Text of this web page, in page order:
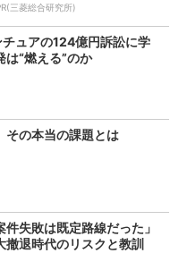
三菱総合研究所)
ュアの124億円訴訟に学
は“燃える”のか
その本当の課題とは
件失敗は既定路線だった」
退時代のリスクと教訓